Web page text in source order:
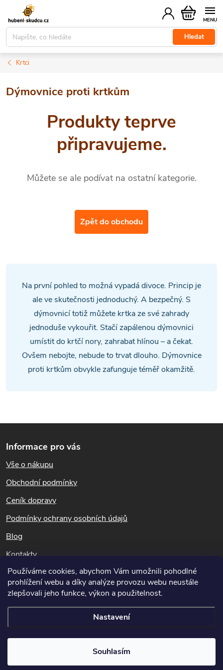
Používáme cookies, abychom Vám umožnili pohodlné
prohlížení webu a díky analýze provozu webu neustále
zlepšovali jeho funkce, výkon a použitelnost.
Nastavení
Souhlasím
obsah
Hledat
Nákupní
košík
Krtci
Dýmovnice proti krtkům
Produkty teprve
připravujeme.
Můžete se ale podívat na ostatní kategorie.
Zpět do obchodu
Na první pohled to možná vypadá divoce. Princip je
ale ve skutečnosti jednoduchý. A bezpečný. S
dýmovnicí totiž můžete krtka ze své zahrady
jednoduše vykouřit. Stačí zapálenou dýmovnici
umístit do krtčí nory, zahrabat hlínou – a čekat.
Ovšem nebojte, nebude to trvat dlouho. Dýmovnice
proti krtkům obvykle zafunguje téměř okamžitě.
á
p
a
Informace pro vás
Vše o nákupu
Obchodní podmínky
Ceník dopravy
Podmínky ochrany osobních údajů
Blog
Kontakty
Dotazy k objednávkám
info@hubeni-skudcu.cz
Vytvořil Shoptet
nastavení cookies